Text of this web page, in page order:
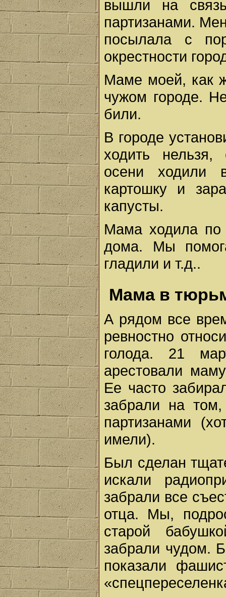
вышли на
партизанами.
посылала с
окрестности
Маме моей, как
чужом городе.
били.
В городе
ходить нельзя,
осени ходили
картошку и
капусты.
Мама ходила по
дома. Мы
гладили и т.д..
Мама в
А рядом все
ревностно
голода. 21
арестовали
Ее часто
забрали на
партизанами
имели).
Был сделан
искали
забрали все
отца. Мы,
старой
забрали чудом.
показали